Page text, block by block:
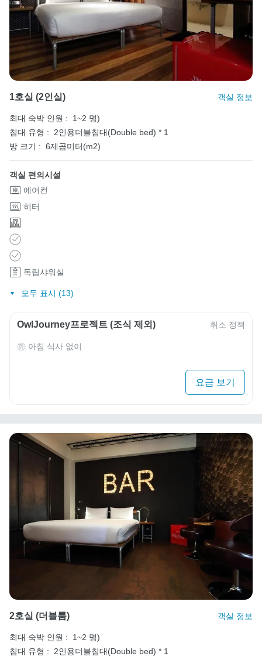
1호실 (2인실) 객실 정보
최대 숙박 인원 :
1~2 명)
침대 유형 :
2인용더블침대(Double bed) * 1
방 크기 : 6제곱미터(m2)
객실 편의시설
에어컨
히터
독립샤워실
모두 표시 (13)
OwlJourney프로젝트 (조식 제외) 취소 정책
아침 식사 없이
요금 보기
2호실 (더블룸) 객실 정보
최대 숙박 인원 :
1~2 명)
침대 유형 : 2인용더블침대(Double bed) * 1